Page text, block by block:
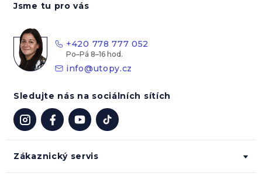
Zákaznický servis
Jsme tu pro vás
+420 778 777 052
info@utopy.cz
Sledujte nás na sociálních sítích